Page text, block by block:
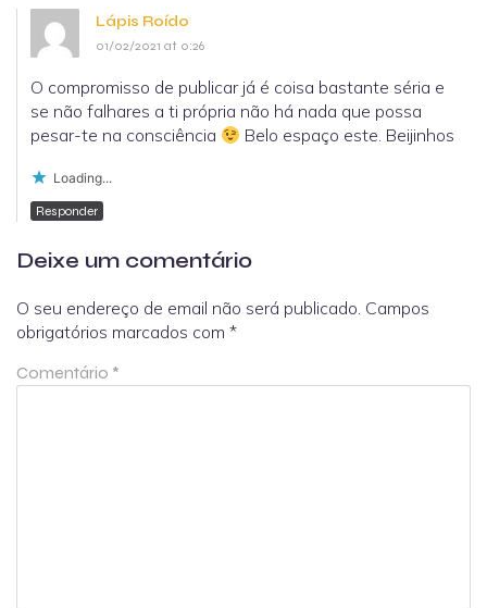
Lápis Roído
01/02/2021 at 0:26
O compromisso de publicar já é coisa bastante séria e
se não falhares a ti própria não há nada que possa
pesar-te na consciência
Belo espaço este. Beijinhos
Loading...
Responder
Deixe um comentário
O seu endereço de email não será publicado. Campos
obrigatórios marcados com *
Comentário *